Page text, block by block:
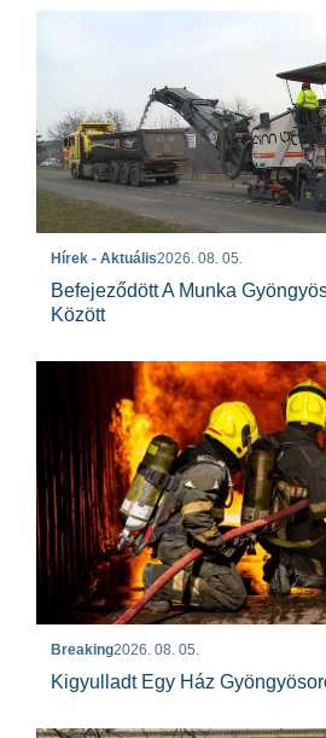
Hírek - Aktuális2026. 08. 05.
Befejeződött A Munka
Között
Breaking2026. 08. 05.
Kigyulladt Egy Ház